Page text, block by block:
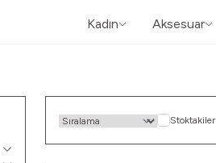
Kadın Aksesuar
Stoktakiler